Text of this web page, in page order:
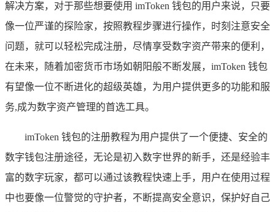
解决方案，对于那些想要使用 imToken 钱包的用户来说，只要
像一位严谨的探险家，按照教程步骤进行操作，时刻注意安全
问题，就可以轻松完成注册，尽情享受数字资产带来的便利，
在未来，随着加密货币市场如朝阳般不断发展，imToken 钱包
有望像一位不断进化的超级英雄，为用户提供更多的功能和服
务,成为数字资产管理的首选工具。
imToken 钱包的注册教程为用户提供了一个便捷、安全的
数字钱包注册途径，无论是初入数字世界的新手，还是经验丰
富的数字玩家，都可以通过该教程快速上手，用户在使用过程
中也要像一位警觉的守护者，不断提高安全意识，保护好自己